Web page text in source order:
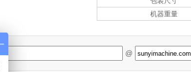
机器重量
@